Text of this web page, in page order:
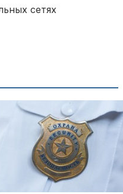
сетях